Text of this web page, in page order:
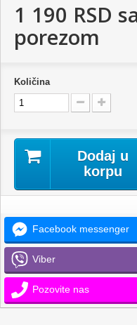
1 190 RSD
porezom
Količina
Dodaj u
korpu
Facebook messenger
Viber
Pozovite nas